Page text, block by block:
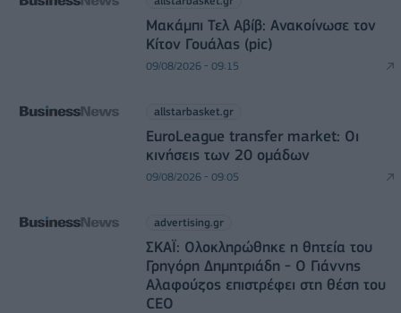
Μακάμπι Τελ Αβίβ: Ανακοίνωσε τον
Κίτον Γουάλας (pic)
09/08/2026 - 09:15
allstarbasket.gr
EuroLeague transfer market: Οι
κινήσεις των 20 ομάδων
09/08/2026 - 09:05
advertising.gr
ΣΚΑΪ: Ολοκληρώθηκε η θητεία του
Γρηγόρη Δημητριάδη - Ο Γιάννης
Αλαφούζος επιστρέφει στη θέση του
CEO